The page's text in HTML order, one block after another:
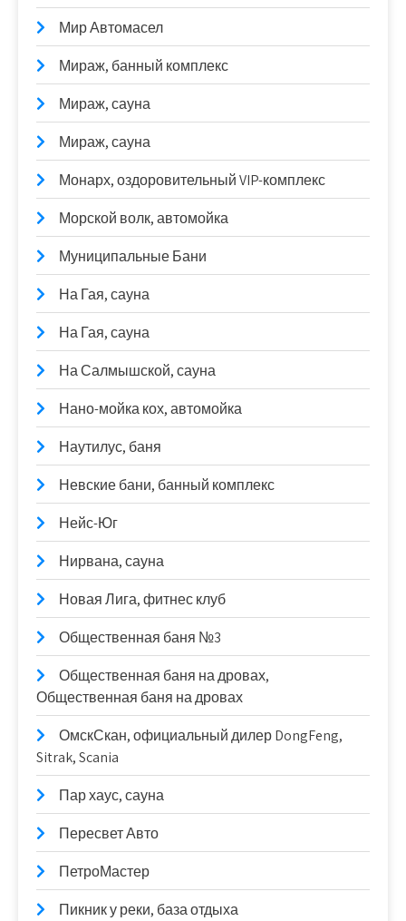
Мир Автомасел
Мираж, банный комплекс
Мираж, сауна
Мираж, сауна
Монарх, оздоровительный VIP-комплекс
Морской волк, автомойка
Муниципальные Бани
На Гая, сауна
На Гая, сауна
На Салмышской, сауна
Нано-мойка кох, автомойка
Наутилус, баня
Невские бани, банный комплекс
Нейс-Юг
Нирвана, сауна
Новая Лига, фитнес клуб
Общественная баня №3
Общественная баня на дровах,
Общественная баня на дровах
ОмскСкан, официальный дилер DongFeng,
Sitrak, Scania
Пар хаус, сауна
Пересвет Авто
ПетроМастер
Пикник у реки, база отдыха